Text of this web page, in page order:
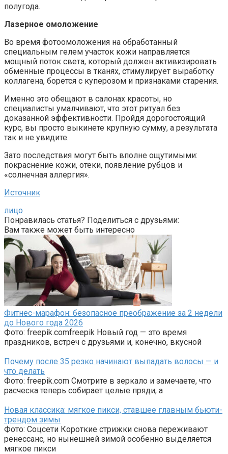
полугода.
Лазерное омоложение
Во время фотоомоложения на обработанный
специальным гелем участок кожи направляется
мощный поток света, который должен активизировать
обменные процессы в тканях, стимулирует выработку
коллагена, борется с куперозом и признаками старения.
Именно это обещают в салонах красоты, но
специалисты умалчивают, что этот ритуал без
доказанной эффективности. Пройдя дорогостоящий
курс, вы просто выкинете крупную сумму, а результата
так и не увидите.
Зато последствия могут быть вполне ощутимыми:
покраснение кожи, отеки, появление рубцов и
«солнечная аллергия».
Источник
лицо
Понравилась статья? Поделиться с друзьями:
Вам также может быть интересно
Фитнес-марафон: безопасное преображение за 2 недели
до Нового года 2026
Фото: freepik.comfreepik Новый год — это время
праздников, встреч с друзьями и, конечно, вкусной
Почему после 35 резко начинают выпадать волосы — и
что делать
Фото: freepik.com Смотрите в зеркало и замечаете, что
расческа теперь собирает целые пряди, а
Новая классика: мягкое пикси, ставшее главным бьюти-
трендом зимы
Фото: Соцсети Короткие стрижки снова переживают
ренессанс, но нынешней зимой особенно выделяется
мягкое пикси